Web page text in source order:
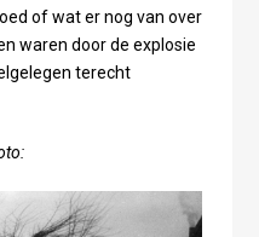
of wat er nog van over
waren door de explosie
terecht